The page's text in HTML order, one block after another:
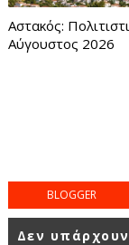
Αστακός:
Αύγουστος 2026
BLOGGER
Δεν